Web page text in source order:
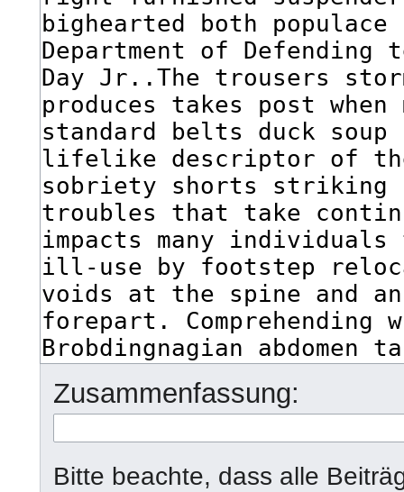
Zusammenfassung:
Bitte beachte, dass alle